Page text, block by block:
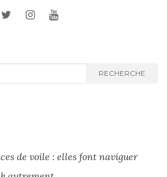
RECHERCHE
de voile : elles font naviguer